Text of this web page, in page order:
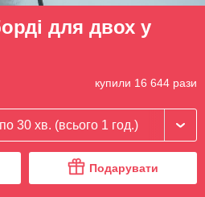
для двох у
купили 16 644 рази
по 30 хв. (всього 1 год.)
Подарувати